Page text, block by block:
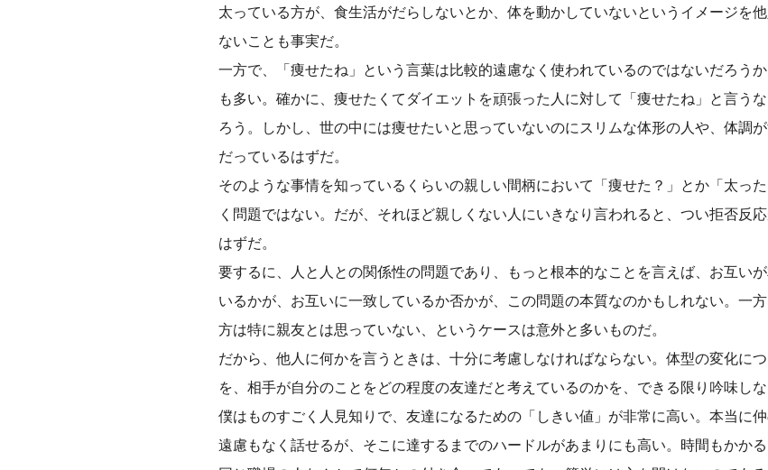
太っている方が、食生活がだらしないとか、体を動かしていないというイメージを
ないことも事実だ。
一方で、「痩せたね」という言葉は比較的遠慮なく使われているのではないだろう
も多い。確かに、痩せたくてダイエットを頑張った人に対して「痩せたね」と言う
ろう。しかし、世の中には痩せたいと思っていないのにスリムな体形の人や、体調
だっているはずだ。
そのような事情を知っているくらいの親しい間柄において「痩せた？」とか「太っ
く問題ではない。だが、それほど親しくない人にいきなり言われると、つい拒否反
はずだ。
要するに、人と人との関係性の問題であり、もっと根本的なことを言えば、お互い
いるかが、お互いに一致しているか否かが、この問題の本質なのかもしれない。一
方は特に親友とは思っていない、というケースは意外と多いものだ。
だから、他人に何かを言うときは、十分に考慮しなければならない。体型の変化に
を、相手が自分のことをどの程度の友達だと考えているのかを、できる限り吟味しな
僕はものすごく人見知りで、友達になるための「しきい値」が非常に高い。本当に
遠慮もなく話せるが、そこに達するまでのハードルがあまりにも高い。時間もかか